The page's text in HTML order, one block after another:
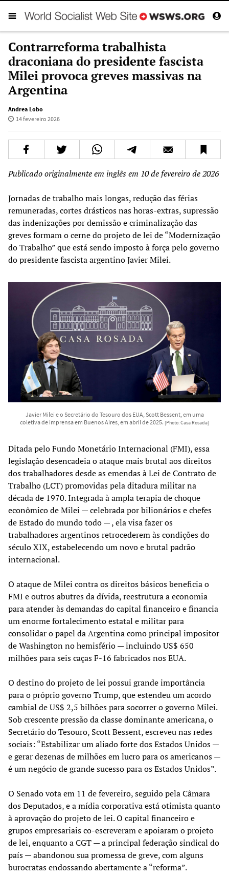
Contrarreforma trabalhista
draconiana do presidente fascista
Milei provoca greves massivas na
Argentina
Andrea Lobo
14 fevereiro 2026
Publicado originalmente em inglês em 10 de fevereiro de 2026
Jornadas de trabalho mais longas, redução das férias
remuneradas, cortes drásticos nas horas-extras, supressão
das indenizações por demissão e criminalização das
greves formam o cerne do projeto de lei de “Modernização
do Trabalho” que está sendo imposto à força pelo governo
do presidente fascista argentino Javier Milei.
Javier Milei e o Secretário do Tesouro dos EUA, Scott Bessent, em uma
coletiva de imprensa em Buenos Aires, em abril de 2025. [Photo: Casa Rosada]
Ditada pelo Fundo Monetário Internacional (FMI), essa
legislação desencadeia o ataque mais brutal aos direitos
dos trabalhadores desde as emendas à Lei de Contrato de
Trabalho (LCT) promovidas pela ditadura militar na
década de 1970. Integrada à ampla terapia de choque
econômico de Milei — celebrada por bilionários e chefes
de Estado do mundo todo — , ela visa fazer os
trabalhadores argentinos retrocederem às condições do
século XIX, estabelecendo um novo e brutal padrão
internacional.
O ataque de Milei contra os direitos básicos beneficia o
FMI e outros abutres da dívida, reestrutura a economia
para atender às demandas do capital financeiro e financia
um enorme fortalecimento estatal e militar para
consolidar o papel da Argentina como principal impositor
de Washington no hemisfério — incluindo US$ 650
milhões para seis caças F-16 fabricados nos EUA.
O destino do projeto de lei possui grande importância
para o próprio governo Trump, que estendeu um acordo
cambial de US$ 2,5 bilhões para socorrer o governo Milei.
Sob crescente pressão da classe dominante americana, o
Secretário do Tesouro, Scott Bessent, escreveu nas redes
sociais: “Estabilizar um aliado forte dos Estados Unidos —
e gerar dezenas de milhões em lucro para os americanos —
é um negócio de grande sucesso para os Estados Unidos”.
O Senado vota em 11 de fevereiro, seguido pela Câmara
dos Deputados, e a mídia corporativa está otimista quanto
à aprovação do projeto de lei. O capital financeiro e
grupos empresariais co-escreveram e apoiaram o projeto
de lei, enquanto a CGT — a principal federação sindical do
país — abandonou sua promessa de greve, com alguns
burocratas endossando abertamente a “reforma”.